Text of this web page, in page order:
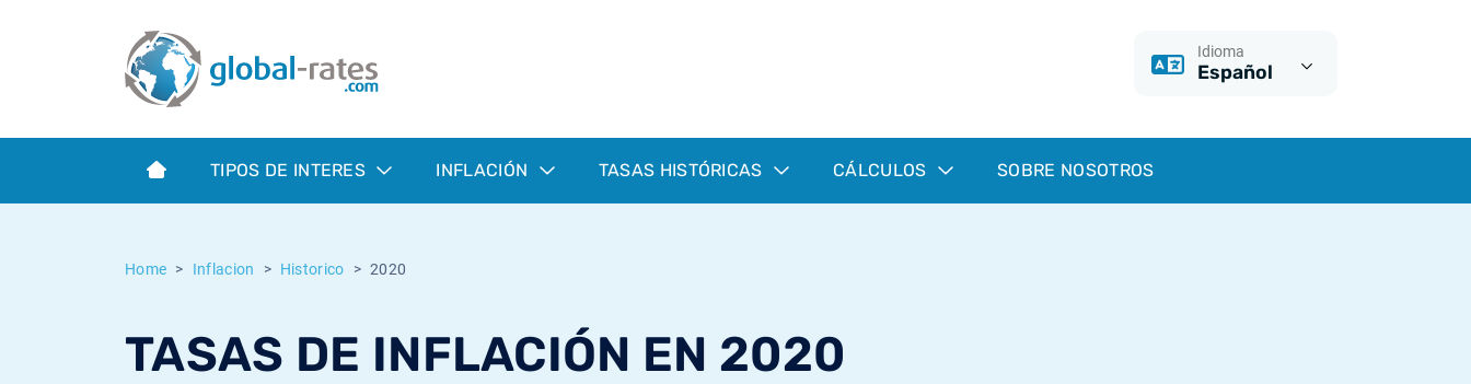
Idioma
Español
TIPOS DE INTERES INFLACIÓN TASAS HISTÓRICAS CÁLCULOS SOBRE NOSOTROS
Home Inflacion Historico 2020
TASAS DE INFLACIÓN EN 2020
Term SOFR
¿Qué es la inflación IPC?
¿Qué es la inflación IPCA?
Inflación Mexicano - IPC
Euribor - histórico
ESTER - histórico
Calculadora de inflación